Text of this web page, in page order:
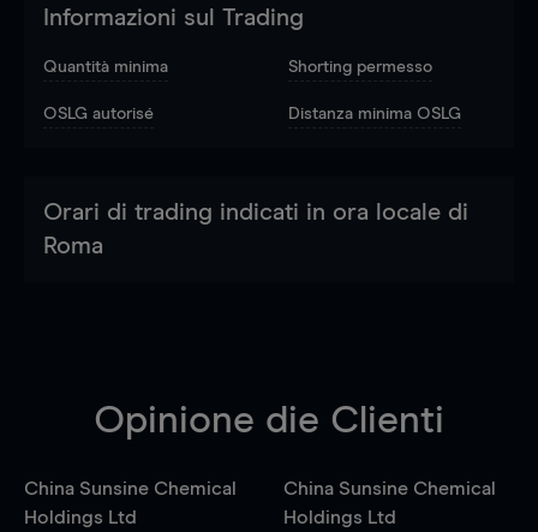
Informazioni sul Trading
Quantità minima Shorting permesso
OSLG autorisé Distanza minima OSLG
Orari di trading indicati in ora locale di
Roma
Opinione die Clienti
China Sunsine Chemical
Holdings Ltd
China Sunsine Chemical
Holdings Ltd